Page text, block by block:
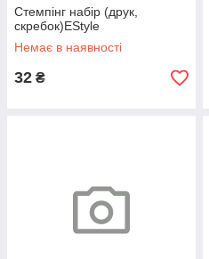
Стемпінг набір (друк,
скребок)EStyle
Немає в наявності
32 ₴